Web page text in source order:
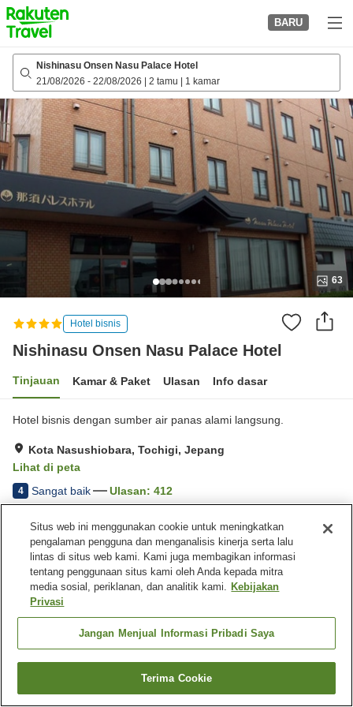
to
top
page
BARU
Nishinasu Onsen Nasu Palace Hotel
21/08/2026 - 22/08/2026 2 tamu 1 kamar
63
Hotel bisnis
Nishinasu Onsen Nasu Palace Hotel
Tinjauan Kamar & Paket Ulasan Info dasar
Hotel bisnis dengan sumber air panas alami langsung.
Kota Nasushiobara, Tochigi, Jepang
Lihat di peta
4 Sangat baik Ulasan: 412
Fasilitas properti
Tempat parkir
Sauna
Mesin penjual otomatis
Laundry berbayar
Beranda Jepang Tochigi
Kota Nasushiobara
Nishinasu Onsen Nasu Palace Hotel
Cari kamar
Situs web ini menggunakan cookie untuk meningkatkan
pengalaman pengguna dan menganalisis kinerja serta lalu
lintas di situs web kami. Kami juga membagikan informasi
tentang penggunaan situs kami oleh Anda kepada mitra
media sosial, periklanan, dan analitik kami. Kebijakan
Privasi
Jangan Menjual Informasi Pribadi Saya
Terima Cookie